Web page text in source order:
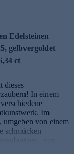
Edelsteinen
gelbvergoldet
ct
dieses
In einem
Im
umgeben von einem
schmücken
- von
Topas. Jeder Stein